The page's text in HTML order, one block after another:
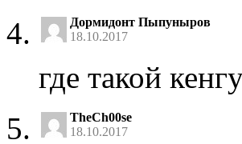
Дормидонт Пыпуныров
18.10.2017
где такой
TheCh00se
18.10.2017